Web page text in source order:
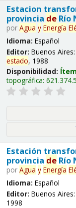
Estacion
provincia deRío
por Agua y Energía
Idioma: Español
Editor: Buenos Aires:
estado, 1988
Disponibilidad:
topográfica:
Estación
provincia deRío
por Agua y Energía
Idioma: Español
Editor: Buenos Aires:
1998